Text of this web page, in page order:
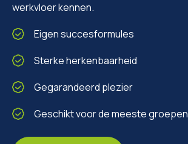
werkvloer kennen.
Eigen succesformules
Sterke herkenbaarheid
Gegarandeerd plezier
Geschikt voor de meeste groepen